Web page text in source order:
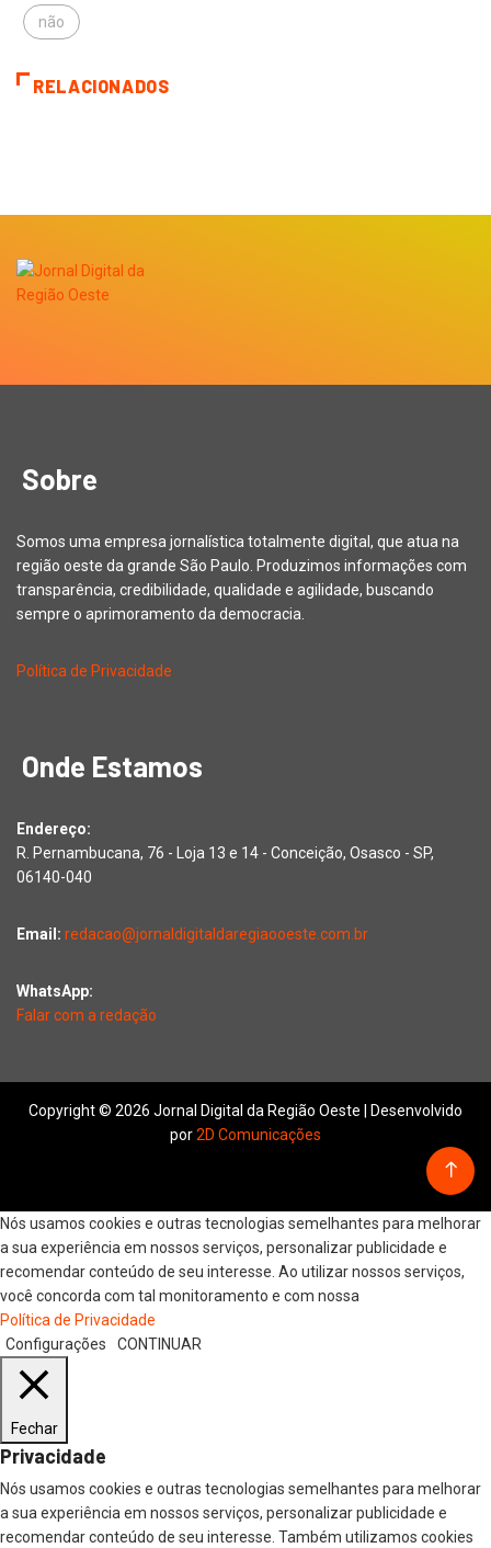
não
RELACIONADOS
Sobre
Somos uma empresa jornalística totalmente digital, que atua na
região oeste da grande São Paulo. Produzimos informações com
transparência, credibilidade, qualidade e agilidade, buscando
sempre o aprimoramento da democracia.
Política de Privacidade
Onde Estamos
Endereço:
R. Pernambucana, 76 - Loja 13 e 14 - Conceição, Osasco - SP,
06140-040
Email: redacao@jornaldigitaldaregiaooeste.com.br
WhatsApp:
Falar com a redação
Copyright © 2026 Jornal Digital da Região Oeste | Desenvolvido
por2D Comunicações
Nós usamos cookies e outras tecnologias semelhantes para melhorar
a sua experiência em nossos serviços, personalizar publicidade e
recomendar conteúdo de seu interesse. Ao utilizar nossos serviços,
você concorda com tal monitoramento e com nossa
Política de Privacidade
Configurações
CONTINUAR
Fechar
Privacidade
Nós usamos cookies e outras tecnologias semelhantes para melhorar
a sua experiência em nossos serviços, personalizar publicidade e
recomendar conteúdo de seu interesse. Também utilizamos cookies